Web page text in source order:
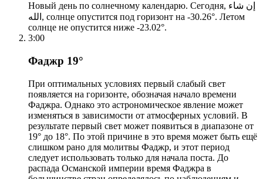
Новый день по солнечному календарю. Сегодня, إن شاء
الله, солнце опустится под горизонт на -30.26°. Летом
солнце не опустится ниже -23.02°.
3:00
Фаджр 19°
При оптимальных условиях первый слабый свет
появляется на горизонте, обозначая начало времени
Фаджра. Однако это астрономическое явление может
изменяться в зависимости от атмосферных условий. В
результате первый свет может появиться в диапазоне от
19° до 18°. По этой причине в это время может быть ещё
слишком рано для молитвы Фаджр, и этот период
следует использовать только для начала поста. До
распада Османской империи время Фаджра в